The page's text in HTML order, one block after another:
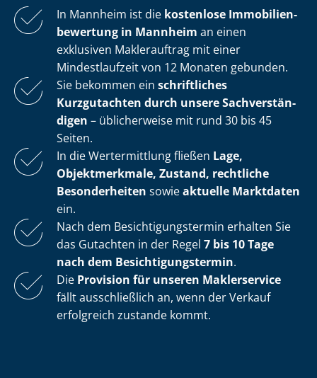
In Mannheim ist die kostenlose Im­mo­bi­li­en­
be­wer­tung in Mannheim an einen
exklusiven Maklerauftrag mit einer
Mindestlaufzeit von 12 Monaten gebunden.
Sie bekommen ein schriftliches
Kurzgutachten durch unsere Sach­ver­stän­
di­gen – üblicherweise mit rund 30 bis 45
Seiten.
In die Wertermittlung fließen Lage,
Objektmerkmale, Zustand, rechtliche
Besonderheiten sowieaktuelle Marktdaten
ein.
Nach dem Be­sich­ti­gungs­ter­min erhalten Sie
das Gutachten in der Regel 7 bis 10 Tage
nach dem Be­sich­ti­gungs­ter­min.
Die Provision für unseren Maklerservice
fällt ausschließlich an, wenn der Verkauf
erfolgreich zustande kommt.